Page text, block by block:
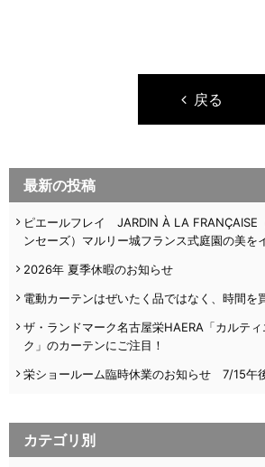
戻る
最新の投稿
ピエールフレイ JARDIN À LA FRANÇAISE
ンセーズ）マルリー城フランス式庭園の美を
2026年 夏季休暇のお知らせ
電動カーテンはぜいたく品ではなく、時間を
ザ・ランドマーク名古屋栄HAERA「カルテ
ク」のカーテンにご注目！
栄ショールーム臨時休業のお知らせ 7/15午
カテゴリ別